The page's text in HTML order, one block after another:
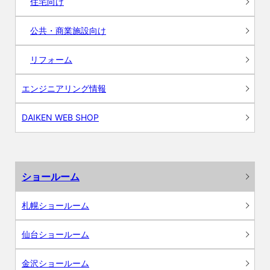
公共・商業施設向け
リフォーム
エンジニアリング情報
DAIKEN WEB SHOP
ショールーム
札幌ショールーム
仙台ショールーム
金沢ショールーム